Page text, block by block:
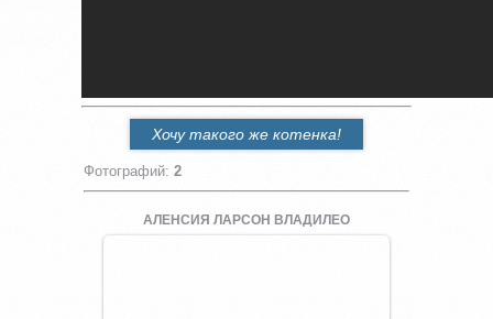
Хочу такого же котенка!
Фотографий: 2
АЛЕНСИЯ ЛАРСОН ВЛАДИЛЕО